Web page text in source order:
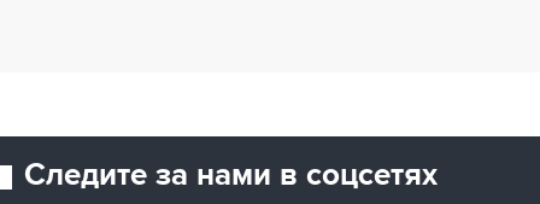
Следите за нами в соцсетях